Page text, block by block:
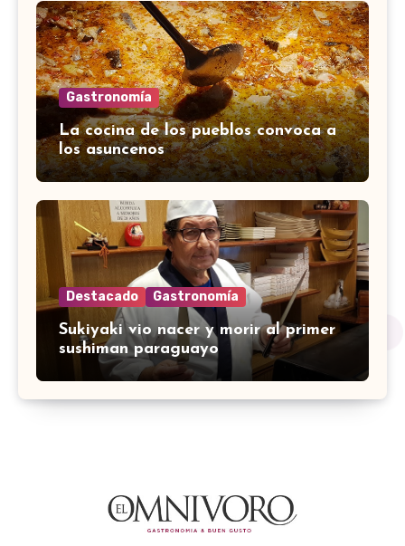
Gastronomía
La cocina de los pueblos convoca a
los asuncenos
Destacado Gastronomía
Sukiyaki vio nacer y morir al primer
sushiman paraguayo